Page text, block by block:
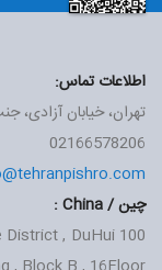
اطلاعات تماس:
تهران، خیابان آزادی، جنب
02166578206
چین / China :
District , DuHui 100